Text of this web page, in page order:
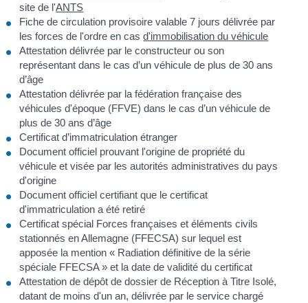
site de l'ANTS
Fiche de circulation provisoire valable 7 jours délivrée par
les forces de l'ordre en casd'immobilisation du véhicule
Attestation délivrée par le constructeur ou son
représentant dans le cas d’un véhicule de plus de 30 ans
d’âge
Attestation délivrée par la fédération française des
véhicules d'époque (FFVE) dans le cas d’un véhicule de
plus de 30 ans d’âge
Certificat d’immatriculation étranger
Document officiel prouvant l'origine de propriété du
véhicule et visée par les autorités administratives du pays
d'origine
Document officiel certifiant que le certificat
d'immatriculation a été retiré
Certificat spécial Forces françaises et éléments civils
stationnés en Allemagne (FFECSA) sur lequel est
apposée la mention « Radiation définitive de la série
spéciale FFECSA » et la date de validité du certificat
Attestation de dépôt de dossier de Réception à Titre Isolé,
datant de moins d'un an, délivrée par le service chargé